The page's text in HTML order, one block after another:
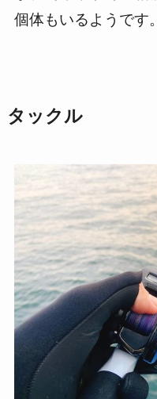
個体もいるようです。
タックル